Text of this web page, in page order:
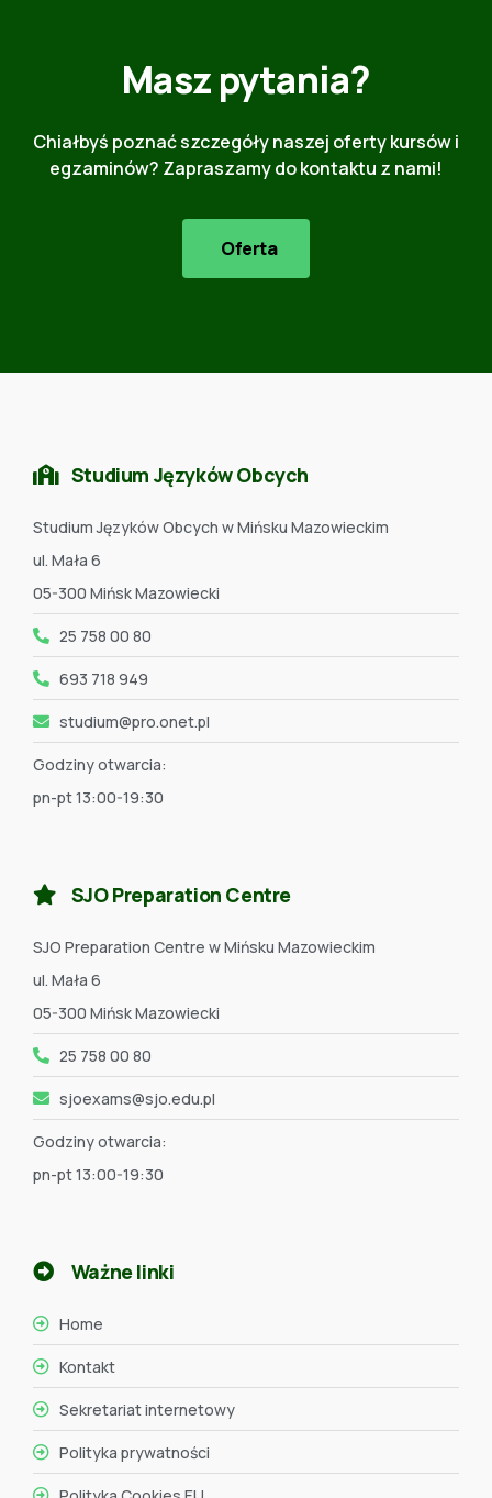
Masz pytania?
Chiałbyś poznać szczegóły naszej oferty kursów i
egzaminów? Zapraszamy do kontaktu z nami!
Oferta
Studium Języków Obcych
Studium Języków Obcych w Mińsku Mazowieckim
ul. Mała 6
05-300 Mińsk Mazowiecki
25 758 00 80
693 718 949
studium@pro.onet.pl
Godziny otwarcia:
pn-pt 13:00-19:30
SJO Preparation Centre
SJO Preparation Centre w Mińsku Mazowieckim
ul. Mała 6
05-300 Mińsk Mazowiecki
25 758 00 80
sjoexams@sjo.edu.pl
Godziny otwarcia:
pn-pt 13:00-19:30
Ważne linki
Home
Kontakt
Sekretariat internetowy
Polityka prywatności